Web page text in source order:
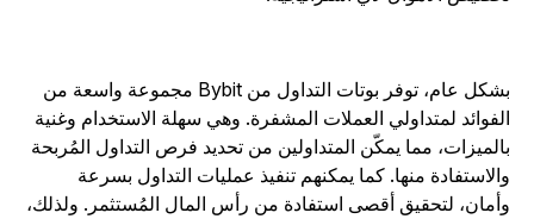
بشكل عام، توفر بوتات التداول من Bybit مجموعة واسعة من
لمتداولي العملات المشفرة. وهي سهلة الاستخدام وغنية
مما يمكّن المتداولين من تحديد فرص التداول المُربحة
منها. كما يمكنهم تنفيذ عمليات التداول بسرعة
لتحقيق أقصى استفادة من رأس المال المُستثمر. ولذلك،